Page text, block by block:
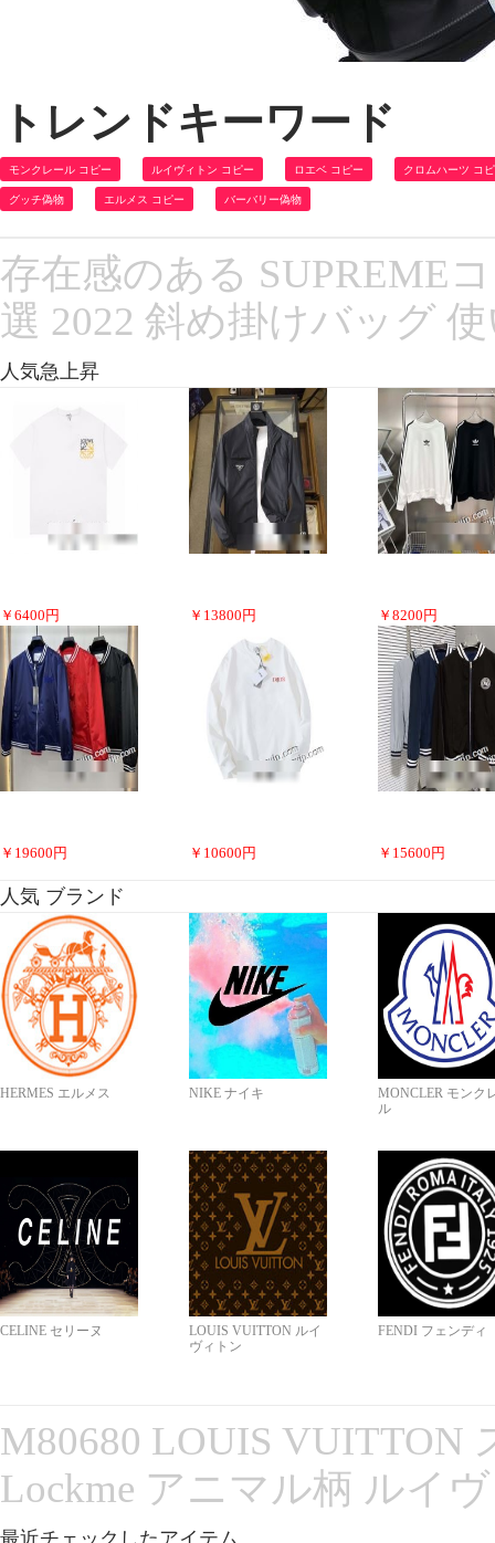
トレンドキーワード
モンクレール コピー ルイヴィトン コピー ロエベ コピー クロムハーツ コ
グッチ偽物 エルメス コピー バーバリー偽物
存在感のある SUPREME
選 2022 斜め掛けバッグ
人気急上昇
￥ 6400 円 ￥ 13800 円 ￥ 8200 円
￥ 19600 円 ￥ 10600 円 ￥ 15600 円
人気 ブランド
HERMES エルメス NIKE ナイキ
MONCLER モンク
ル
CELINE セリーヌ
LOUIS VUITTON ルイ
ヴィトン
FENDI フェンディ
M80680 LOUIS VUITTON
Lockme アニマル柄 ルイ
最近チェックしたアイテム